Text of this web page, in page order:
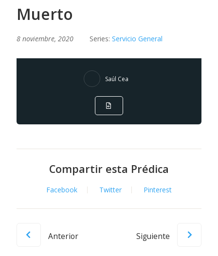
Muerto
8 noviembre, 2020 Series: Servicio General
Saúl Cea
Compartir esta Prédica
Facebook Twitter Pinterest
Anterior Siguiente